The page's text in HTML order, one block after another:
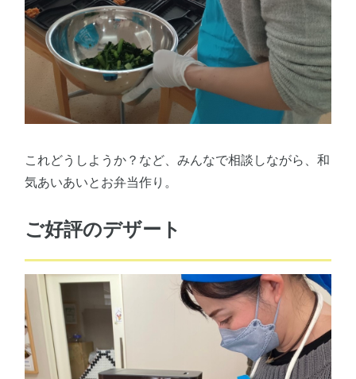
これどうしようか？など、みんなで相談しながら、和
気あいあいとお弁当作り。
ご好評のデザート